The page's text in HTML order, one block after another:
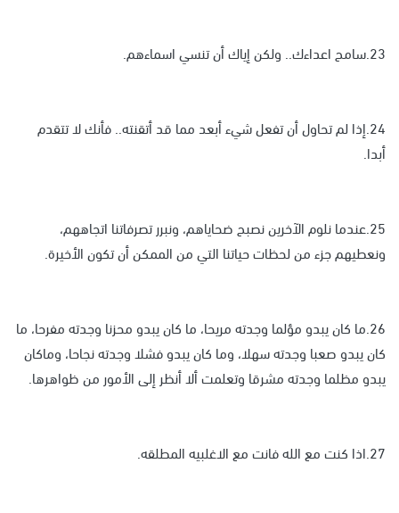
23.سامح اعداءك.. ولكن إياك أن تنسي اسماءهم.
24.إذا لم تحاول أن تفعل شيء أبعد مما قد أتقنته.. فأنك لا تتقدم
أبدا.
25.عندما نلوم الآخرين نصبح ضحاياهم، ونبرر تصرفاتنا اتجاههم،
ونعطيهم جزء من لحظات حياتنا التي من الممكن أن تكون الأخيرة.
26.ما كان يبدو مؤلما وجدته مريحا، ما كان يبدو محزنا وجدته مفرحا، ما
كان يبدو صعبا وجدته سهلا، وما كان يبدو فشلا وجدته نجاحا، وماكان
يبدو مظلما وجدته مشرقا وتعلمت ألا أنظر إلى الأمور من ظواهرها.
27.اذا كنت مع الله فانت مع الاغلبيه المطلقه.